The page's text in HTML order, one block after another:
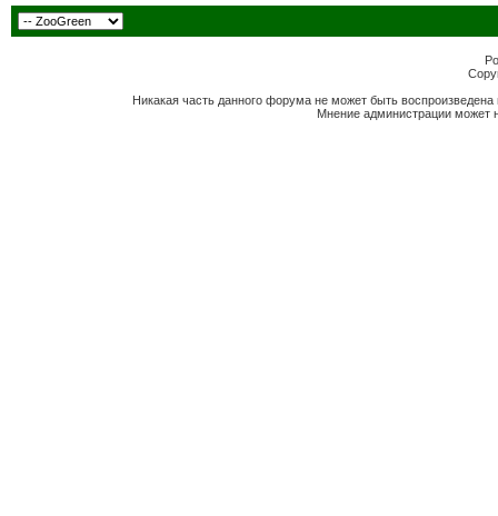
Никакая часть данного форума не может быть
Мнение администрации может